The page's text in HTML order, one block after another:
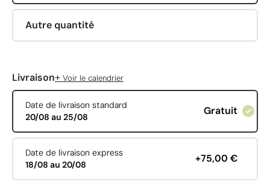
Autre quantité
Livraison+ Voir le calendrier
Date de livraison standard
20/08 au 25/08
Gratuit
Date de livraison express
18/08 au 20/08
+75,00 €